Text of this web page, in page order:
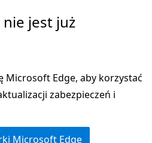
nie jest już
Microsoft Edge, aby korzystać
zabezpieczeń i
Microsoft Edge